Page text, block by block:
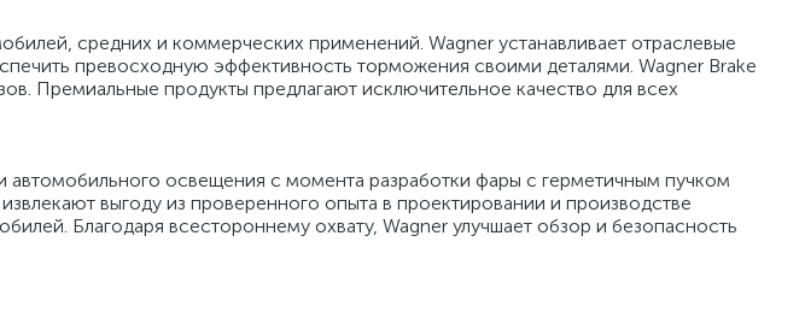
средних и коммерческих применений. Wagner устанавливает отраслевые
превосходную эффективность торможения своими деталями. Wagner Brake
Премиальные продукты предлагают исключительное качество для всех
освещения с момента разработки фары с герметичным пучком
выгоду из проверенного опыта в проектировании и производстве
Благодаря всестороннему охвату, Wagner улучшает обзор и безопасность